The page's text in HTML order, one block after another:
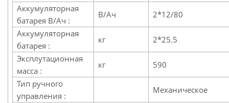
Аккумуляторная
батарея В/Ач :
В/Ач
2*12/80
Аккумуляторная
батарея :
кг
2*25.5
Эксплутационная
масса :
кг
590
Тип ручного
управления :
Механическое